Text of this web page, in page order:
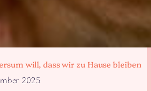
will, dass wir zu Hause bleiben
2025